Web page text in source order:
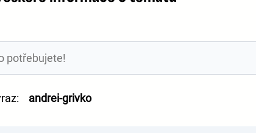
andrei-grivko